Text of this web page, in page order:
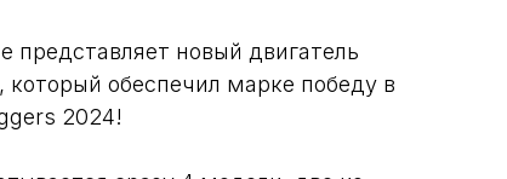
представляет новый двигатель
который обеспечил марке победу в
2024!